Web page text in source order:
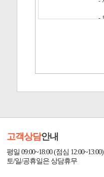
고객상담안내
평일 09:00~18:00 (점심 12:00~13:00)
토/일/공휴일은 상담휴무